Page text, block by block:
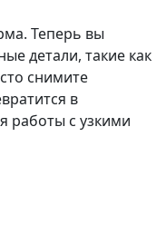
Теперь вы
детали, такие как
снимите
в
работы с узкими